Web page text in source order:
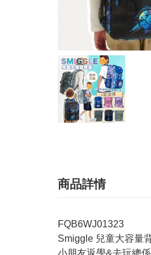
商品詳情
FQB6WJ01323
Smiggle 兒童大容量
小朋友返學&去玩總